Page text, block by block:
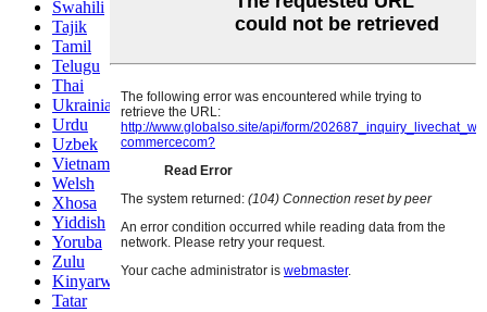
Swahili
Tajik
Tamil
Telugu
Thai
Ukrainian
Urdu
Uzbek
Vietnamese
Welsh
Xhosa
Yiddish
Yoruba
Zulu
Kinyarwanda
Tatar